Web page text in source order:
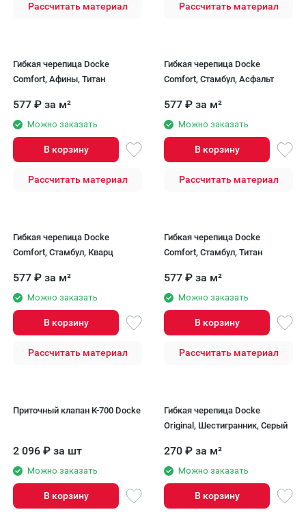
Рассчитать материал Рассчитать материал
Гибкая черепица Docke
Comfort, Афины, Титан
577 ₽ за м²
Можно заказать
В корзину
Рассчитать материал
Гибкая черепица Docke
Comfort, Стамбул, Асфальт
577 ₽ за м²
Можно заказать
В корзину
Рассчитать материал
Гибкая черепица Docke
Comfort, Стамбул, Кварц
577 ₽ за м²
Можно заказать
В корзину
Рассчитать материал
Гибкая черепица Docke
Comfort, Стамбул, Титан
577 ₽ за м²
Можно заказать
В корзину
Рассчитать материал
Приточный клапан К-700 Docke
2 096 ₽ за шт
Можно заказать
В корзину
Гибкая черепица Docke
Original, Шестигранник, Серый
270 ₽ за м²
Можно заказать
В корзину